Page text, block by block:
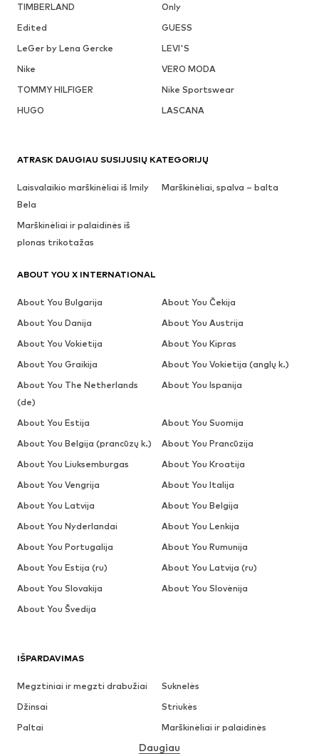
TIMBERLAND
Only
Edited
GUESS
LeGer by Lena Gercke
LEVI'S
Nike
VERO MODA
TOMMY HILFIGER
Nike Sportswear
HUGO
LASCANA
IŠPARDAVIMAS
Megztiniai ir megzti drabužiai
Suknelės
Džinsai
Striukės
Paltai
Marškinėliai ir palaidinės
Apatiniai
Daugiau
ATRASK DAUGIAU SUSIJUSIŲ KATEGORIJŲ
Laisvalaikio marškinėliai iš Imily
Bela
Marškinėliai, spalva – balta
Marškinėliai ir palaidinės iš
plonas trikotažas
ABOUT YOU X INTERNATIONAL
About You Bulgarija
About You Čekija
About You Danija
About You Austrija
About You Vokietija
About You Kipras
About You Graikija
About You Vokietija (anglų k.)
About You The Netherlands
(de)
About You Ispanija
About You Estija
About You Suomija
About You Belgija (prancūzų k.)
About You Prancūzija
About You Liuksemburgas
About You Kroatija
About You Vengrija
About You Italija
About You Latvija
About You Belgija
About You Nyderlandai
About You Lenkija
About You Portugalija
About You Rumunija
About You Estija (ru)
About You Latvija (ru)
About You Slovakija
About You Slovėnija
About You Švedija